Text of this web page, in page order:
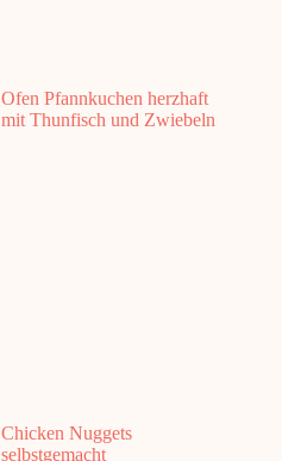
Ofen Pfannkuchen herzhaft
mit Thunfisch und Zwiebeln
Chicken Nuggets
selbstgemacht